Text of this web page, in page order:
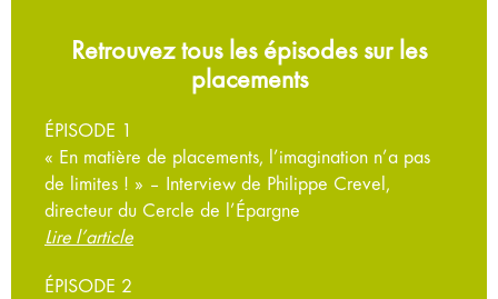
Retrouvez tous les épisodes sur les
placements
ÉPISODE 1
« En matière de placements, l’imagination n’a pas
de limites ! » – Interview de Philippe Crevel,
directeur du Cercle de l’Épargne
Lire l’article
ÉPISODE 2